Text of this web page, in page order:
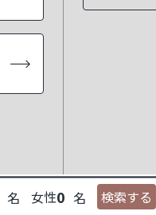
名 女性 名 検索する